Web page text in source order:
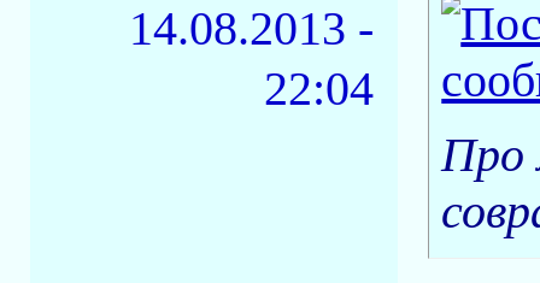
14.08.2013 -
22:04
Про